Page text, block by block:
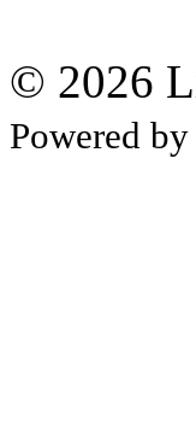
© 2026
Powered by